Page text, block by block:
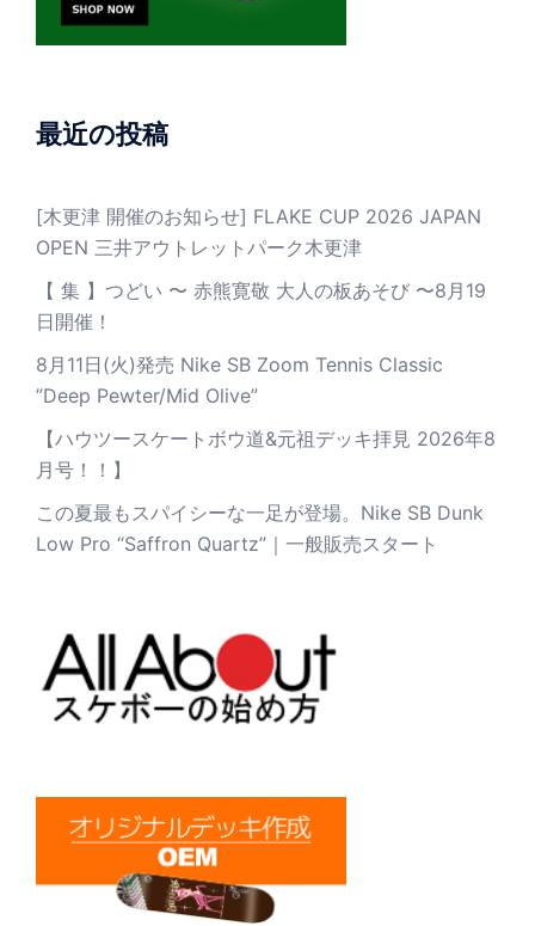
最近の投稿
[木更津 開催のお知らせ] FLAKE CUP 2026 JAPAN
OPEN 三井アウトレットパーク木更津
【 集 】つどい 〜 赤熊寛敬 大人の板あそび 〜8月19
日開催！
8月11日(火)発売 Nike SB Zoom Tennis Classic
”Deep Pewter/Mid Olive”
【ハウツースケートボウ道&元祖デッキ拝見 2026年8
月号！！】
この夏最もスパイシーな一足が登場。Nike SB Dunk
Low Pro “Saffron Quartz”｜一般販売スタート